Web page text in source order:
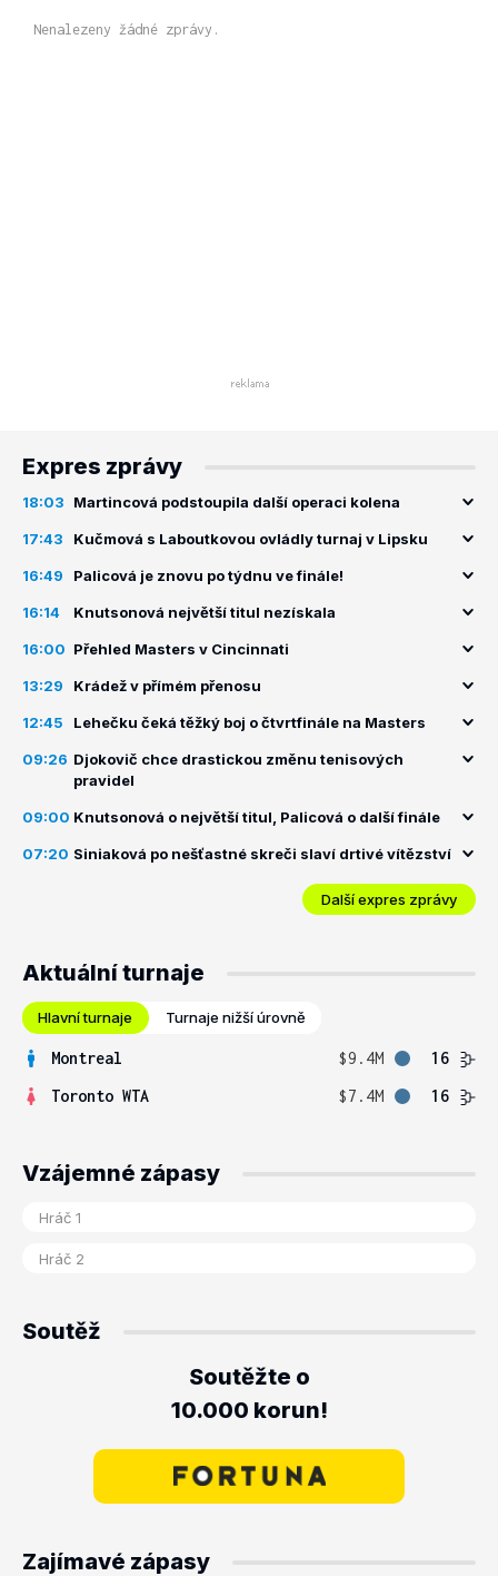
Nenalezeny žádné zprávy.
Expres zprávy
18:03 Martincová podstoupila další operaci kolena
17:43 Kučmová s Laboutkovou ovládly turnaj v Lipsku
16:49 Palicová je znovu po týdnu ve finále!
16:14 Knutsonová největší titul nezískala
16:00 Přehled Masters v Cincinnati
13:29 Krádež v přímém přenosu
12:45 Lehečku čeká těžký boj o čtvrtfinále na Masters
09:26 Djokovič chce drastickou změnu tenisových
pravidel
09:00 Knutsonová o největší titul, Palicová o další finále
07:20 Siniaková po nešťastné skreči slaví drtivé vítězství
Další expres zprávy
Aktuální turnaje
Hlavní turnaje Turnaje nižší úrovně
Montreal $9.4M
16
Toronto WTA
$7.4M 16
Vzájemné zápasy
Soutěž
Soutěžte o
10.000 korun!
Zajímavé zápasy